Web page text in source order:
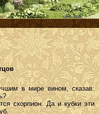
в мире вином, сказав:
скорпион. Да и кубки эти